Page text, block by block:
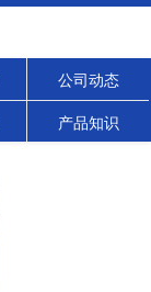
公司动态
产品知识